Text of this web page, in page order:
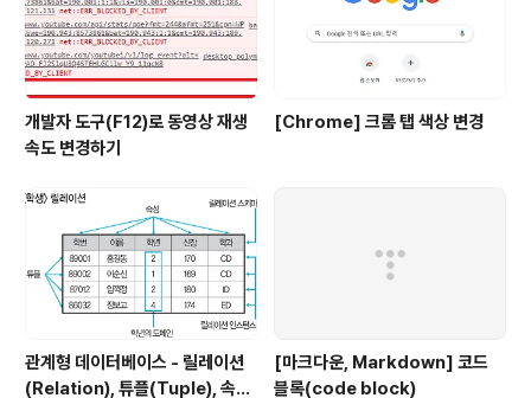
개발자 도구(F12)로 동영상 재생
속도 변경하기
[Chrome] 크롬 탭 색상 변경
관계형 데이터베이스 - 릴레이션
(Relation), 튜플(Tuple), 속성
[마크다운, Markdown] 코드
블록(code block)